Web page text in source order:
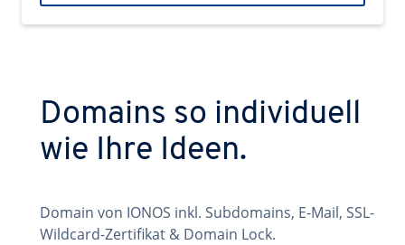
Domains so individuell
wie Ihre Ideen.
Domain von IONOS inkl. Subdomains, E-Mail, SSL-
Wildcard-Zertifikat & Domain Lock.